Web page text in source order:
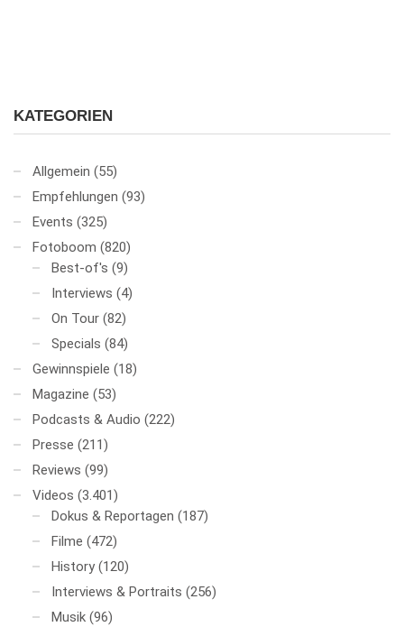
KATEGORIEN
Allgemein (55)
Empfehlungen (93)
Events (325)
Fotoboom (820)
Best-of's (9)
Interviews (4)
On Tour (82)
Specials (84)
Gewinnspiele (18)
Magazine (53)
Podcasts & Audio (222)
Presse (211)
Reviews (99)
Videos (3.401)
Dokus & Reportagen (187)
Filme (472)
History (120)
Interviews & Portraits (256)
Musik (96)